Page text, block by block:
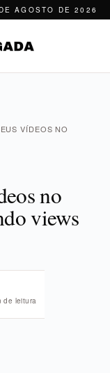
AGOSTO DE 2026
VÍDEOS NO
no
views
de leitura